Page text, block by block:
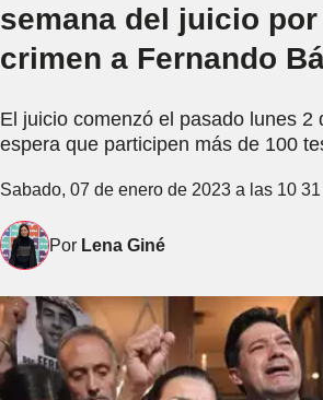
semana del juicio por
crimen a Fernando
El juicio comenzó el pasado lunes 2
espera que participen más de 100
Sabado, 07 de enero de 2023 a las 10 31
Por Lena Giné